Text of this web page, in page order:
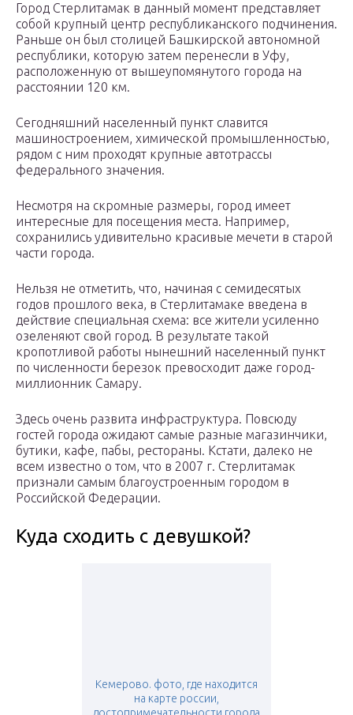
Город Стерлитамак в данный момент представляет
собой крупный центр республиканского подчинения.
Раньше он был столицей Башкирской автономной
республики, которую затем перенесли в Уфу,
расположенную от вышеупомянутого города на
расстоянии 120 км.
Сегодняшний населенный пункт славится
машиностроением, химической промышленностью,
рядом с ним проходят крупные автотрассы
федерального значения.
Несмотря на скромные размеры, город имеет
интересные для посещения места. Например,
сохранились удивительно красивые мечети в старой
части города.
Нельзя не отметить, что, начиная с семидесятых
годов прошлого века, в Стерлитамаке введена в
действие специальная схема: все жители усиленно
озеленяют свой город. В результате такой
кропотливой работы нынешний населенный пункт
по численности березок превосходит даже город-
миллионник Самару.
Здесь очень развита инфраструктура. Повсюду
гостей города ожидают самые разные магазинчики,
бутики, кафе, пабы, рестораны. Кстати, далеко не
всем известно о том, что в 2007 г. Стерлитамак
признали самым благоустроенным городом в
Российской Федерации.
Куда сходить с девушкой?
Кемерово. фото, где находится
на карте россии,